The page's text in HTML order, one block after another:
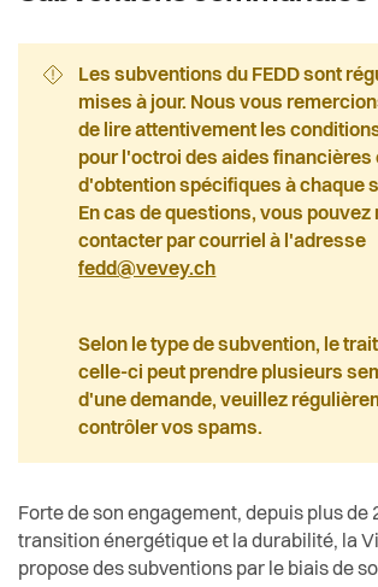
Plan climat
Plan d’action pour la durabilité
Cité de l'énergie
Vevey s'engage
Planification énergétique
Conférence solaire
chaufferies
Enfance et écoles
Espaces urbains
Histoire
Jeunesse
Logement
Santé et social
Pilier public
Règlements
Les subventions du FEDD sont
mises à jour. Nous vous
de lire attentivement les
pour l'octroi des aides financières
d'obtention spécifiques à chaque
En cas de questions, vous pouvez
contacter par courriel à l'adresse
fedd@vevey.ch
Selon le type de subvention, le
celle-ci peut prendre plusieurs
d'une demande, veuillez
contrôler vos spams.
Forte de son engagement, depuis plus de
transition énergétique et la durabilité, la
propose des subventions par le biais de